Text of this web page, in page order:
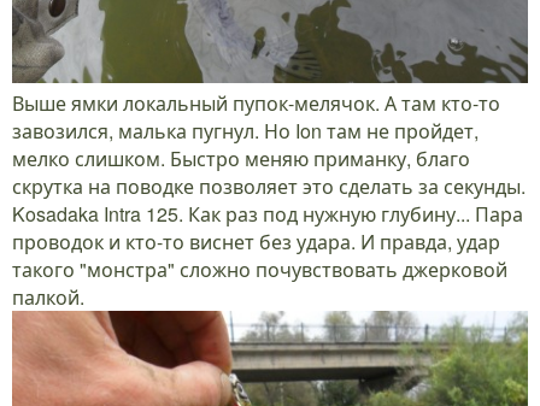
Выше ямки локальный пупок-мелячок. А там кто-то
завозился, малька пугнул. Но Ion там не пройдет,
мелко слишком. Быстро меняю приманку, благо
скрутка на поводке позволяет это сделать за секунды.
Kosadaka Intra 125. Как раз под нужную глубину... Пара
проводок и кто-то виснет без удара. И правда, удар
такого "монстра" сложно почувствовать джерковой
палкой.